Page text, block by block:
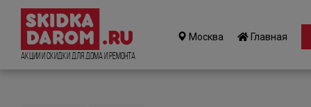
Акции и Скидки для дома и ремонта
Москва Главная